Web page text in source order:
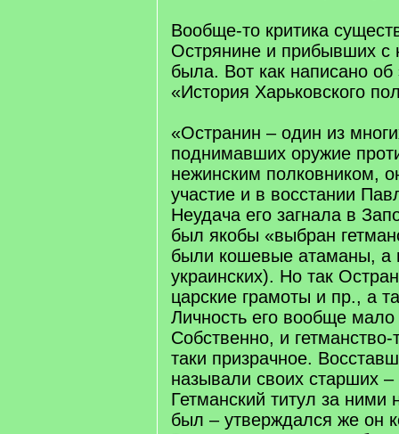
Вообще-то критика
Острянине и прибывших с
была. Вот как написано об
«История Харьковского
«Остранин – один из
поднимавших оружие
нежинским полковником,
участие и в восстании
Неудача его загнала в
был якобы «выбран
были кошевые атаманы, а
украинских). Но так
царские грамоты и пр., а
Личность его вообще
Собственно, и
таки призрачное.
называли своих старших
Гетманский титул за ними
был – утверждался же он